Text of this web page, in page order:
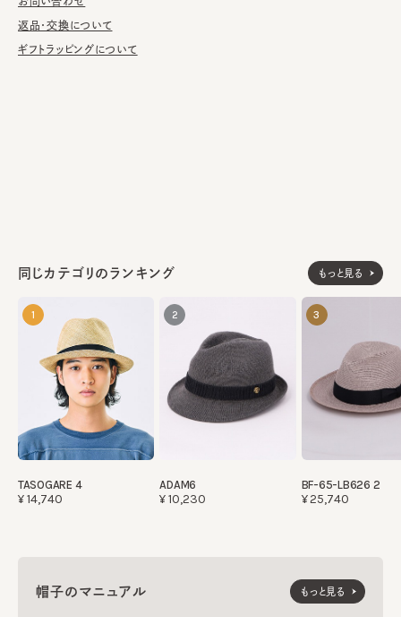
1857年、Giuseppe Borsalino（ジュゼッペ・ボルサリーノ）によ
り、イタリア・アレッサンドリアの地にフェルト帽の芸術的職人だけ
を集めた工場を設立したことからボルサリーノの歴史が始まる。1
返品・交換について
ギフトラッピングについて
同じカテゴリのランキング もっと見る
1
TASOGARE 4
¥14,740
2
ADAM6
¥10,230
3
BF-65-LB626 2
¥25,740
帽子のマニュアル もっと見る